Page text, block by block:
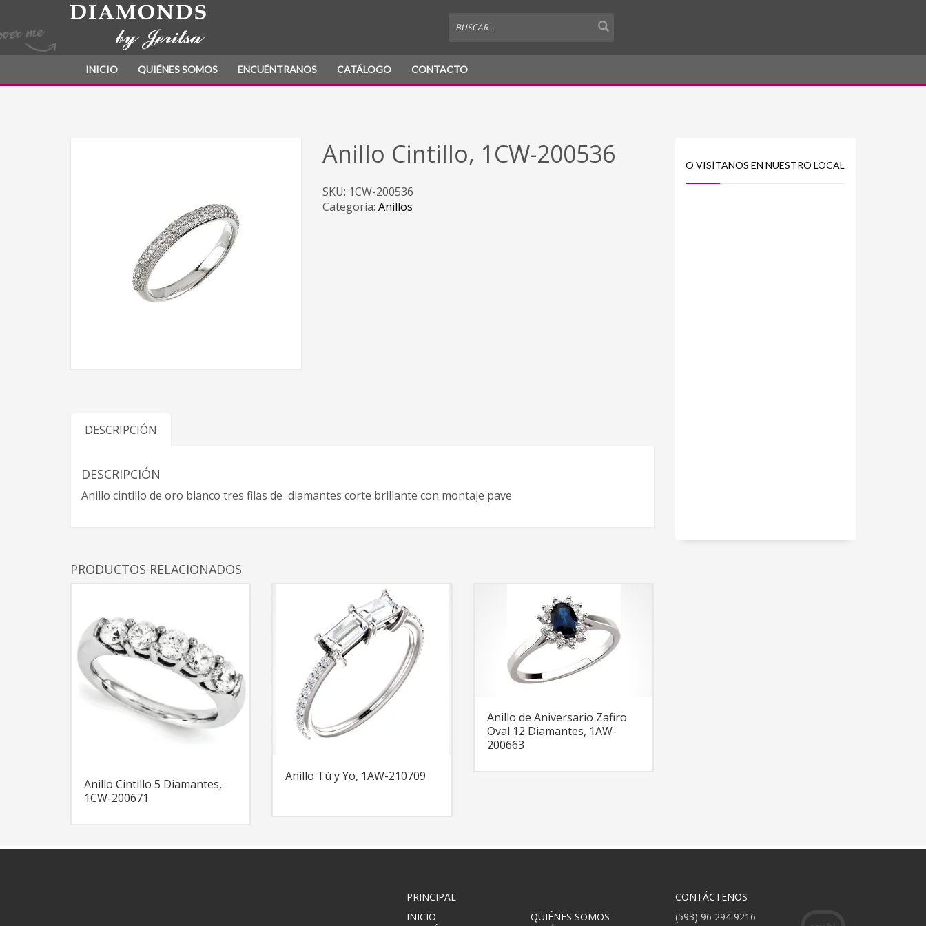
INICIO QUIÉNES SOMOS ENCUÉNTRANOS CATÁLOGO CONTACTO
Anillo Cintillo, 1CW-200536
SKU: 1CW-200536
Categoría: Anillos
DESCRIPCIÓN
DESCRIPCIÓN
Anillo cintillo de oro blanco tres filas de diamantes corte brillante con montaje pave
PRODUCTOS RELACIONADOS
Anillo Cintillo 5 Diamantes,
1CW-200671
Anillo Tú y Yo, 1AW-210709
Anillo de Aniversario Zafiro
Oval 12 Diamantes, 1AW-
200663
O VISÍTANOS EN NUESTRO LOCAL
PRINCIPAL
INICIO
QUIÉNES SOMOS
CONTÁCTENOS
(593) 96 294 9216